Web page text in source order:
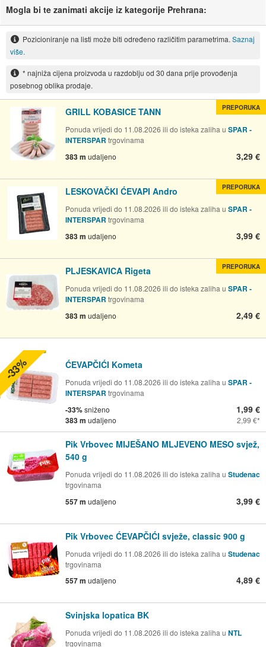
Mogla bi te zanimati akcije iz kategorije Prehrana:
Pozicioniranje na listi može biti određeno različitim parametrima. Saznaj
više.
* najniža cijena proizvoda u razdoblju od 30 dana prije provođenja
posebnog oblika prodaje.
GRILL KOBASICE TANN
Ponuda vrijedi do 11.08.2026 ili do isteka zaliha u SPAR -
INTERSPAR trgovinama
383 m udaljeno 3,29 €
PREPORUKA
LESKOVAČKI ĆEVAPI Andro
Ponuda vrijedi do 11.08.2026 ili do isteka zaliha u SPAR -
INTERSPAR trgovinama
383 m udaljeno 3,99 €
PREPORUKA
PLJESKAVICA Rigeta
Ponuda vrijedi do 11.08.2026 ili do isteka zaliha u SPAR -
INTERSPAR trgovinama
383 m udaljeno 2,49 €
PREPORUKA
ĆEVAPČIĆI Kometa
Ponuda vrijedi do 11.08.2026 ili do isteka zaliha u SPAR -
INTERSPAR trgovinama
-33%sniženo
383 m udaljeno
1,99 €
2,99 €
-33%
Pik Vrbovec MIJEŠANO MLJEVENO MESO svjež,
540 g
Ponuda vrijedi do 11.08.2026 ili do isteka zaliha u Studenac
trgovinama
557 m udaljeno 3,99 €
Pik Vrbovec ĆEVAPČIĆI svježe, classic 900 g
Ponuda vrijedi do 11.08.2026 ili do isteka zaliha u Studenac
trgovinama
557 m udaljeno 4,89 €
Svinjska lopatica BK
Ponuda vrijedi do 11.08.2026 ili do isteka zaliha u NTL
trgovinama